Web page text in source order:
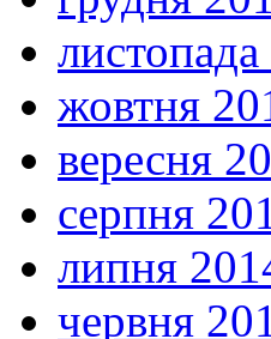
жовтня
вересня
серпня
липня
червня